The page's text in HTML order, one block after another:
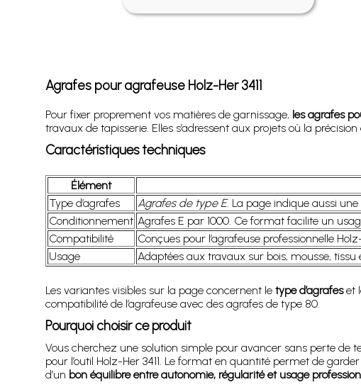
Agrafes pour agrafeuse Holz-Her 3411
Pour fixer proprement vos matières de garnissage, les agrafes
travaux de tapisserie. Elles s’adressent aux projets où la
Caractéristiques techniques
Élément
Type d’agrafes
Agrafes de type E. La page indique aussi une
Conditionnement Agrafes E par 1000. Ce format facilite un
Compatibilité
Conçues pour l’agrafeuse professionnelle
Usage
Adaptées aux travaux sur bois, mousse,
Les variantes visibles sur la page concernent le type d’agrafeset
compatibilité de l’agrafeuse avec des agrafes de type 80.
Pourquoi choisir ce produit
Vous cherchez une solution simple pour avancer sans perte de
pour l’outil Holz-Her 3411. Le format en quantité permet de
d’un bon équilibre entre autonomie, régularité et usage